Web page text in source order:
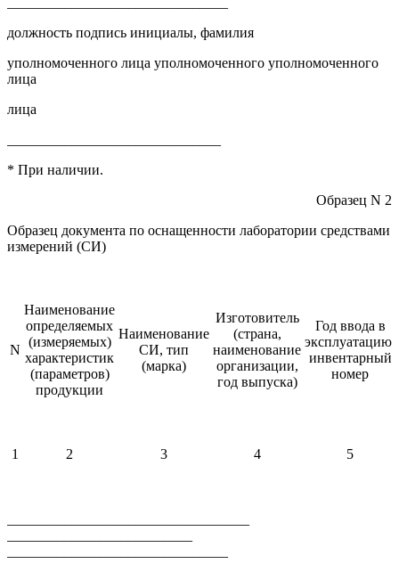
должность подпись инициалы, фамилия
уполномоченного лица уполномоченного уполномоченного
лица
лица
* При наличии.
Образец N 2
Образец документа по оснащенности лаборатории средствами
измерений (СИ)
N
Наименование
определяемых
(измеряемых)
характеристик
(параметров)
продукции
Наименование
СИ, тип
(марка)
Изготовитель
(страна,
наименование
организации,
год выпуска)
Год ввода в
эксплуатацию,
инвентарный
номер
1 2 3 4 5